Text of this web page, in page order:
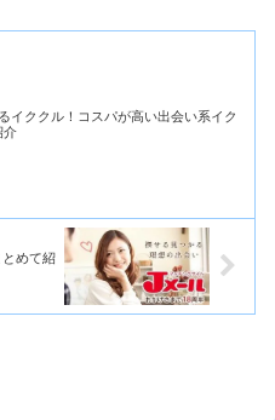
イククル！コスパが高い出会い系イク
介
めて紹